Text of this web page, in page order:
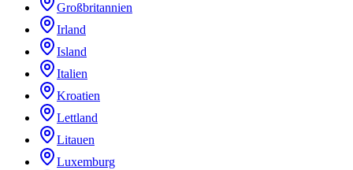
Großbritannien
Irland
Island
Italien
Kroatien
Lettland
Litauen
Luxemburg